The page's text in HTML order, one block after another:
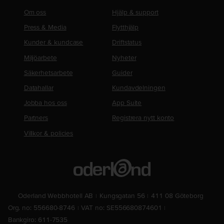
Om oss
Press & Media
Kunder & kundcase
Miljöarbete
Säkerhetsarbete
Datahallar
Jobba hos oss
Partners
Villkor & policies
Hjälp & support
Flytthjälp
Driftstatus
Nyheter
Guider
Kundavdelningen
App Suite
Registrera nytt konto
Oderland Webbhotell AB Kungsgatan 56
411 08 Göteborg
Org. no: 556680-8746
VAT no: SE556680874601
Bankgiro: 611-7535